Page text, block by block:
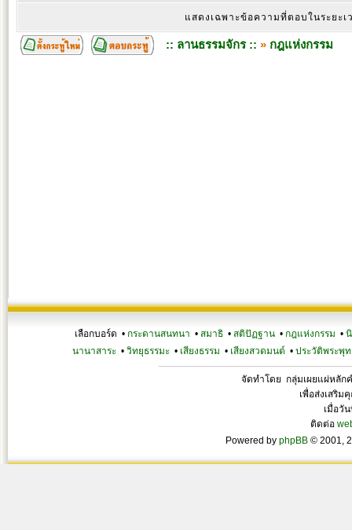
แสดงเฉพาะข้อความที่ตอบในระยะ
:: ลานธรรมจักร :: » กฎแห่งกรรม
เลือกบอร์ด • กระดานสนทนา • สมาธิ • สติปัฏฐาน • กฎแห่งกรรม •
นานาสาระ• วิทยุธรรมะ• เสียงธรรม • เสียงสวดมนต์ • ประวัติพระพุท
จัดทำโดย กลุ่มเผยแผ่หลัก
เพื่อส่งเสริม
เมื่อวั
ติดต่อ
Powered by phpBB © 2001,